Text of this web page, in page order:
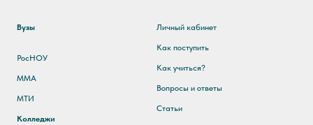
Вузы
РосНОУ
ММА
МТИ
Колледжи
Личный кабинет
Как поступить
Как учиться?
Вопросы и ответы
Статьи